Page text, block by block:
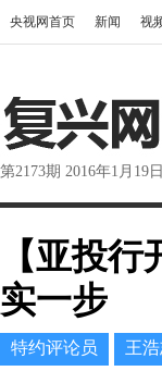
央视网首页 新闻 视
第2173期 2016年1月19日
【亚投
实一步
特约评论员 王